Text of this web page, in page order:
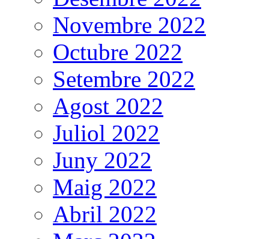
Novembre 2022
Octubre 2022
Setembre 2022
Agost 2022
Juliol 2022
Juny 2022
Maig 2022
Abril 2022